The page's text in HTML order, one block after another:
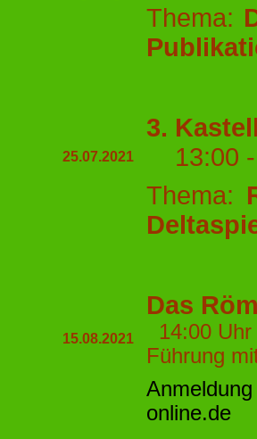
Thema:
25.07.2021
3.
13:00
Thema:
15.08.2021
Das
14:00
Führung
online.de